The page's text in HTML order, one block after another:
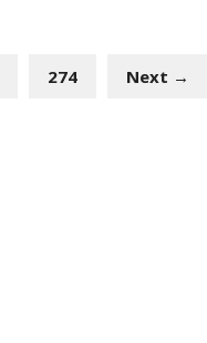
274 Next →